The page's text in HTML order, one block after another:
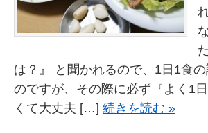
は？』 と聞かれるので、1日1食
のですが、その際に必ず『よく1
くて大丈夫 […] 続きを読む »